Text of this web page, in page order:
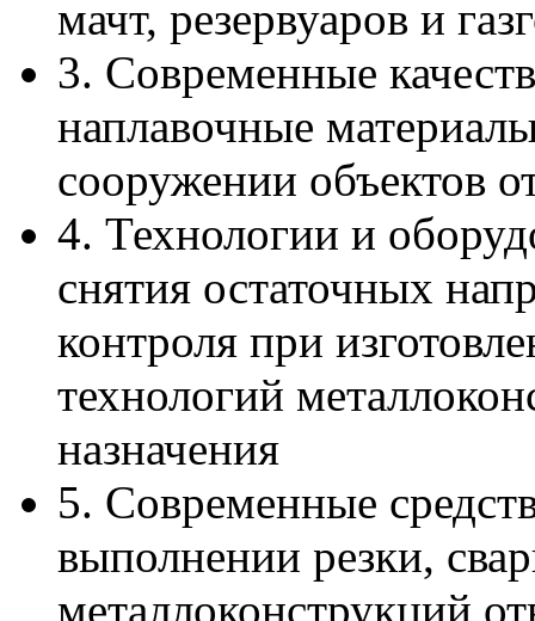
мачт, резервуаров и
3. Современные
наплавочные
сооружении объектов
4. Технологии и
снятия остаточных
контроля при
технологий
назначения
5. Современные
выполнении резки,
металлоконструкций